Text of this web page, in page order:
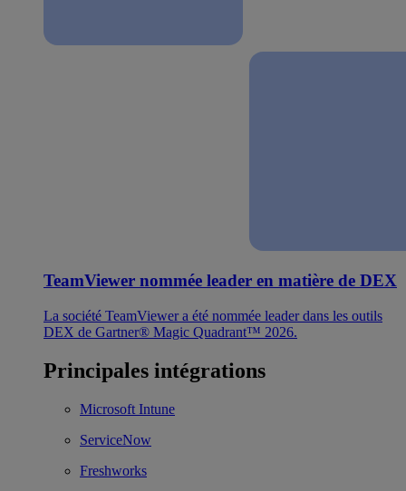
TeamViewer nommée leader en matière de DEX
La société TeamViewer a été nommée leader dans les outils
DEX de Gartner® Magic Quadrant™ 2026.
Principales intégrations
Microsoft Intune
ServiceNow
Freshworks